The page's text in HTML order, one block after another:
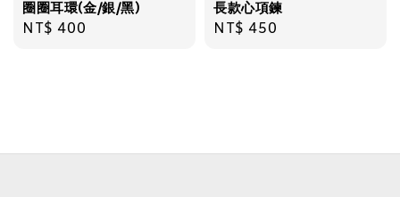
圈圈耳環(金/銀/黑)
Regular
NT$ 400
長款心項鍊
Regular
NT$ 450